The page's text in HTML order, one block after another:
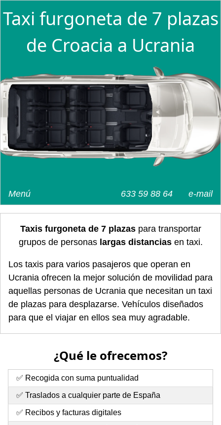
Taxi furgoneta de 7 plazas
de Croacia a Ucrania
e-mail
633 59 88 64
Menú
Taxis furgoneta de 7 plazaspara transportar
grupos de personas largas distanciasen taxi.
Los taxis para varios pasajeros que operan en
Ucrania ofrecen la mejor solución de movilidad para
aquellas personas de Ucrania que necesitan un taxi
de plazas para desplazarse. Vehículos diseñados
para que el viajar en ellos sea muy agradable.
¿Qué le ofrecemos?
✅ Recogida con suma puntualidad
✅ Traslados a cualquier parte de España
✅ Recibos y facturas digitales